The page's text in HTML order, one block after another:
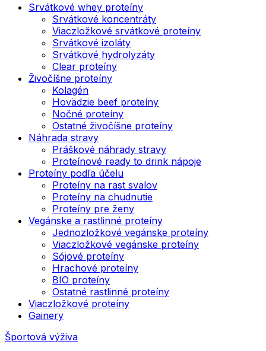
Srvátkové whey proteíny
Srvátkové koncentráty
Viaczložkové srvátkové proteíny
Srvátkové izoláty
Srvátkové hydrolyzáty
Clear proteíny
Živočíšne proteíny
Kolagén
Hovädzie beef proteíny
Nočné proteíny
Ostatné živočíšne proteíny
Náhrada stravy
Práškové náhrady stravy
Proteínové ready to drink nápoje
Proteíny podľa účelu
Proteíny na rast svalov
Proteíny na chudnutie
Proteíny pre ženy
Vegánske a rastlinné proteíny
Jednozložkové vegánske proteíny
Viaczložkové vegánske proteíny
Sójové proteíny
Hrachové proteíny
BIO proteíny
Ostatné rastlinné proteíny
Viaczložkové proteíny
Gainery
Športová výživa